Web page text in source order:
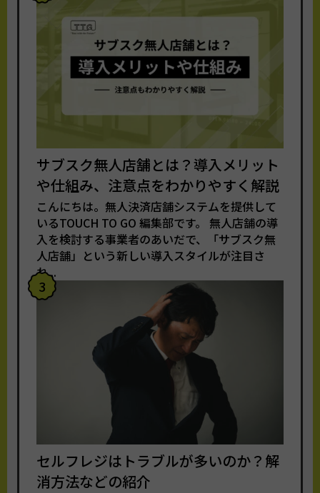
サブスク無人店舗とは？導入メリット
や仕組み、注意点をわかりやすく解説
こんにちは。無人決済店舗システムを提供して
いるTOUCH TO GO 編集部です。 無人店舗の導
入を検討する事業者のあいだで、「サブスク無
人店舗」という新しい導入スタイルが注目さ
れ...
3
セルフレジはトラブルが多いのか？解
消方法などの紹介